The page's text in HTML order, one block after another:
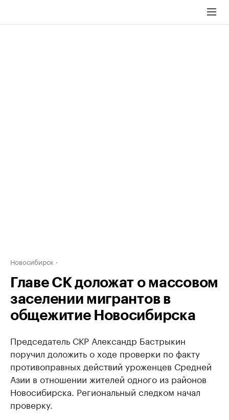
Новосибирск
Главе СК доложат о массовом
заселении мигрантов в
общежитие Новосибирска
Председатель СКР Александр Бастрыкин
поручил доложить о ходе проверки по факту
противоправных действий уроженцев Средней
Азии в отношении жителей одного из районов
Новосибирска. Региональный следком начал
проверку.